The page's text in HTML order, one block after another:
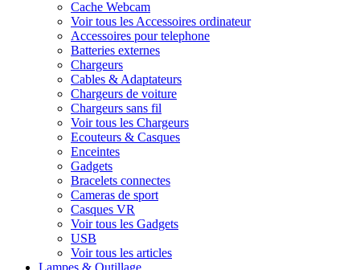
Cache Webcam
Voir tous les Accessoires ordinateur
Accessoires pour telephone
Batteries externes
Chargeurs
Cables & Adaptateurs
Chargeurs de voiture
Chargeurs sans fil
Voir tous les Chargeurs
Ecouteurs & Casques
Enceintes
Gadgets
Bracelets connectes
Cameras de sport
Casques VR
Voir tous les Gadgets
USB
Voir tous les articles
Lampes & Outillage